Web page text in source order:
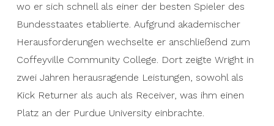
wo er sich schnell als einer der besten Spieler des
Bundesstaates etablierte. Aufgrund akademischer
Herausforderungen wechselte er anschließend zum
Coffeyville Community College. Dort zeigte Wright in
zwei Jahren herausragende Leistungen, sowohl als
Kick Returner als auch als Receiver, was ihm einen
Platz an der Purdue University einbrachte.